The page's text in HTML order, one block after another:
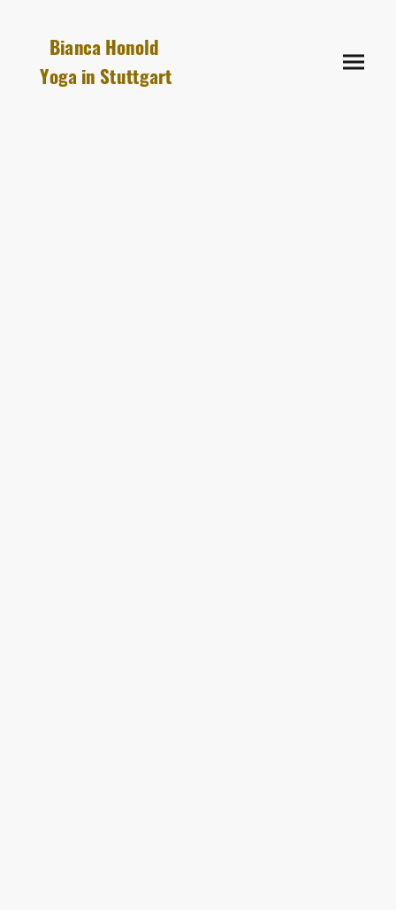
Bianca Honold
Yoga in Stuttgart